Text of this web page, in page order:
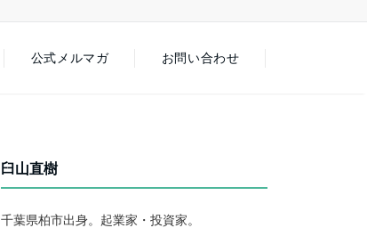
公式メルマガ お問い合わせ
臼山直樹
千葉県柏市出身。起業家・投資家。